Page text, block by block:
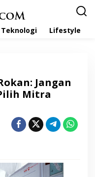
Teknologi Lifestyle
Jangan
Mitra